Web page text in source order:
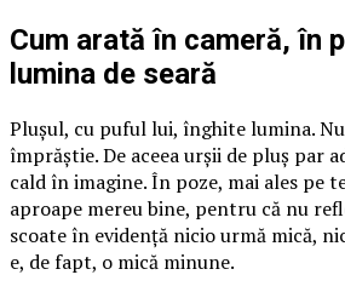
Cum arată în cameră, în
lumina de seară
Plușul, cu puful lui, înghite lumina.
împrăștie. De aceea urșii de pluș par
cald în imagine. În poze, mai ales pe
aproape mereu bine, pentru că nu
scoate în evidență nicio urmă mică,
e, de fapt, o mică minune.